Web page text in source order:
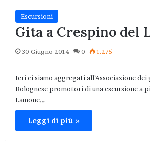
Escursioni
Gita a Crespino del
30 Giugno 2014 0 1.275
Ieri ci siamo aggregati all’Associazione
Bolognese promotori di una escursione a
Lamone.…
Leggi di più »